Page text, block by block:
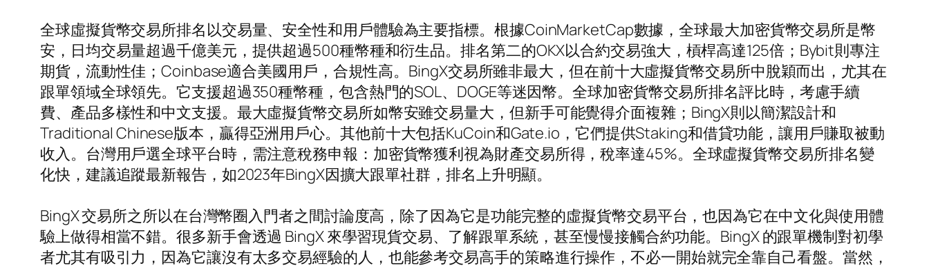
全球虛擬貨幣交易所排名以交易量、安全性和用戶體驗為主要指標。根據CoinMarketCap數據，全球最大加密貨幣交易所是幣
安，日均交易量超過千億美元，提供超過500種幣種和衍生品。排名第二的OKX以合約交易強大，槓桿高達125倍；Bybit則專注
期貨，流動性佳；Coinbase適合美國用戶，合規性高。BingX交易所雖非最大，但在前十大虛擬貨幣交易所中脫穎而出，尤其在
跟單領域全球領先。它支援超過350種幣種，包含熱門的SOL、DOGE等迷因幣。全球加密貨幣交易所排名評比時，考慮手續
費、產品多樣性和中文支援。最大虛擬貨幣交易所如幣安雖交易量大，但新手可能覺得介面複雜；BingX則以簡潔設計和
Traditional Chinese版本，贏得亞洲用戶心。其他前十大包括KuCoin和Gate.io，它們提供Staking和借貸功能，讓用戶賺取被動
收入。台灣用戶選全球平台時，需注意稅務申報：加密貨幣獲利視為財產交易所得，稅率達45%。全球虛擬貨幣交易所排名變
化快，建議追蹤最新報告，如2023年BingX因擴大跟單社群，排名上升明顯。
BingX 交易所之所以在台灣幣圈入門者之間討論度高，除了因為它是功能完整的虛擬貨幣交易平台，也因為它在中文化與使用體
驗上做得相當不錯。很多新手會透過 BingX 來學習現貨交易、了解跟單系統，甚至慢慢接觸合約功能。BingX 的跟單機制對初學
者尤其有吸引力，因為它讓沒有太多交易經驗的人，也能參考交易高手的策略進行操作，不必一開始就完全靠自己看盤。當然，